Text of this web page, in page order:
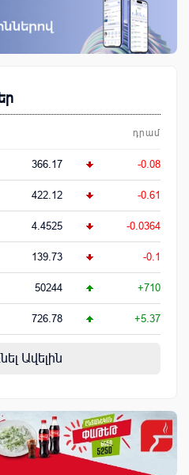
դրամ
366.17 -0.08
422.12 -0.61
4.4525 -0.0364
139.73 -0.1
50244 +710
726.78 +5.37
Ավելին